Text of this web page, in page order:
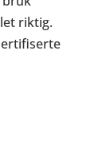
riktig.